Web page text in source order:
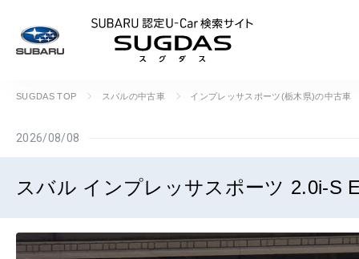
SUGDAS TOP スバルの中古車 インプレッサスポーツ(栃木県)の中古車
2026/08/08
スバル インプレッサスポーツ 2.0i-S